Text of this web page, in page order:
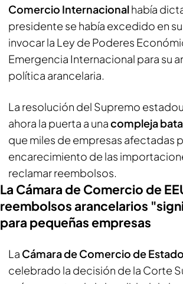
Comercio Internacionalhabía
presidente se había excedido en
invocar la Ley de Poderes
Emergencia Internacional para su
política arancelaria.
La resolución del Supremo
ahora la puerta a unacompleja
que miles de empresas afectadas
encarecimiento de las
reclamar reembolsos.
La Cámara de Comercio de
reembolsos arancelarios
para pequeñas empresas
La Cámara de Comercio de
celebrado la decisión de la Corte